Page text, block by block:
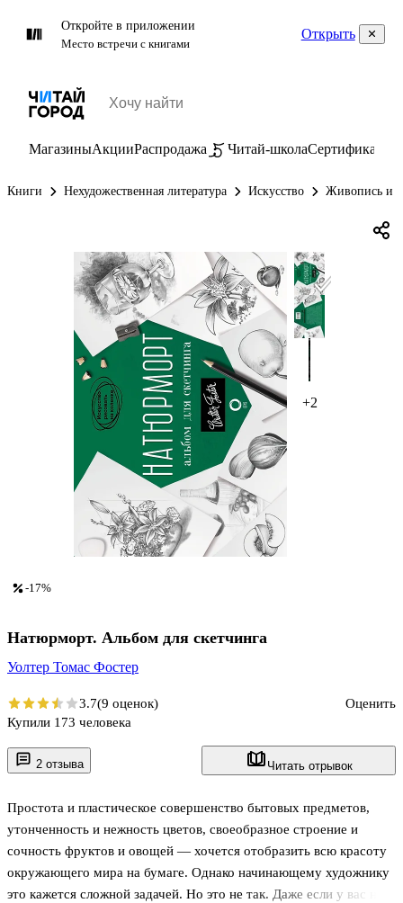
Откройте в приложении
Место встречи с книгами
Открыть
МагазиныАкцииРаспродажа Читай-школаСертификаты
Книги Нехудожественная литература Искусство Живопись и
+2
2 отзыва Читать отрывок
Простота и пластическое совершенство бытовых предметов,
утонченность и нежность цветов, своеобразное строение и
сочность фруктов и овощей — хочется отобразить всю красоту
окружающего мира на бумаге. Однако начинающему художнику
это кажется сложной задачей. Но это не так. Даже если у вас нет
-17%
Натюрморт. Альбом для скетчинга
Уолтер Томас Фостер
3.7(9 оценок)
Оценить
Купили 173 человека